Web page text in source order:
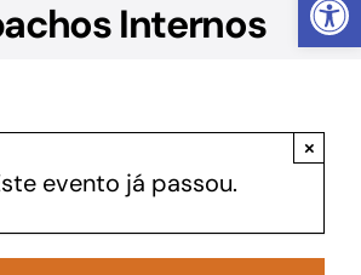
Internos
evento já passou.
×